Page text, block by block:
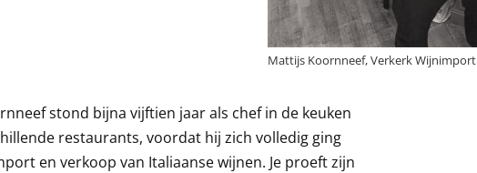
Mattijs Koornneef, Verkerk Wijnimport
stond bijna vijftien jaar als chef in de keuken
restaurants, voordat hij zich volledig ging
en verkoop van Italiaanse wijnen. Je proeft zijn